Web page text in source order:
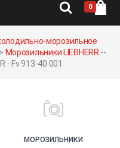
0
морозильное
Морозильники LIEBHERR --
- Fv 913-40 001
МОРОЗИЛЬНИКИ